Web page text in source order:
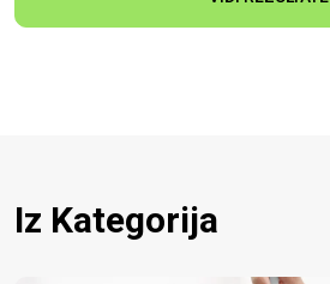
Iz Kategorija